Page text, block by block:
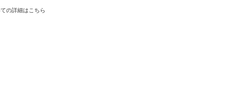
の詳細はこちら